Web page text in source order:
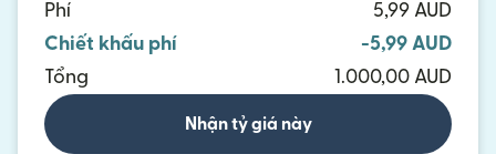
Phí
5,99 AUD
Chiết khấu phí
-5,99 AUD
Tổng
1.000,00 AUD
Nhận tỷ giá này